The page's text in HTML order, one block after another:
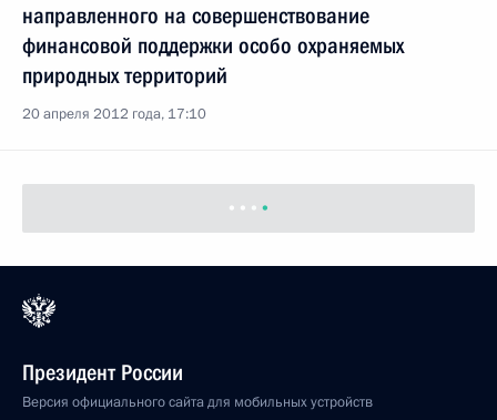
направленного на совершенствование
финансовой поддержки особо охраняемых
природных территорий
20 апреля 2012 года, 17:10
Президент России
Версия официального сайта для мобильных устройств